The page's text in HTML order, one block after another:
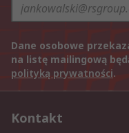
Dane osobowe
na listę mailingową
polityką prywatności.
Kontakt